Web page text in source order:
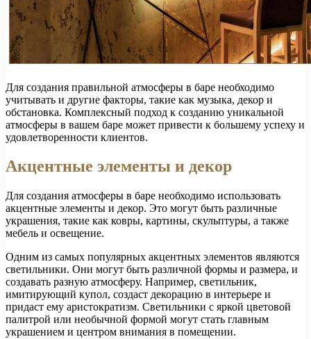
Для создания правильной атмосферы в баре необходимо
учитывать и другие факторы, такие как музыка, декор и
обстановка. Комплексный подход к созданию уникальной
атмосферы в вашем баре может привести к большему успеху и
удовлетворенности клиентов.
Акцентные элементы и декор
Для создания атмосферы в баре необходимо использовать
акцентные элементы и декор. Это могут быть различные
украшения, такие как ковры, картины, скульптуры, а также
мебель и освещение.
Одним из самых популярных акцентных элементов являются
светильники. Они могут быть различной формы и размера, и
создавать разную атмосферу. Например, светильник,
имитирующий купол, создаст декорацию в интерьере и
придаст ему аристократизм. Светильники с яркой цветовой
палитрой или необычной формой могут стать главным
украшением и центром внимания в помещении.